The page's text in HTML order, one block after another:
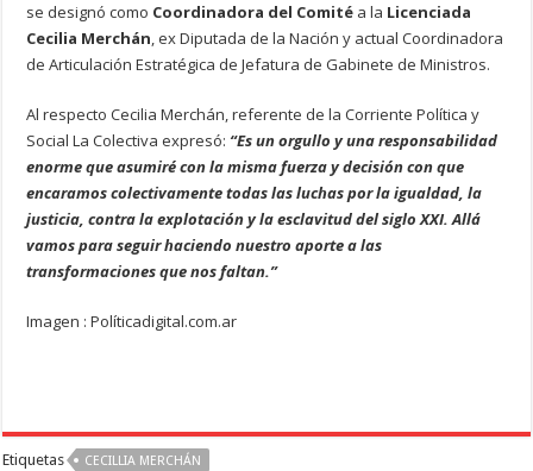
se designó como Coordinadora del Comité a la Licenciada
Cecilia Merchán, ex Diputada de la Nación y actual Coordinadora
de Articulación Estratégica de Jefatura de Gabinete de Ministros.
Al respecto Cecilia Merchán, referente de la Corriente Política y
Social La Colectiva expresó: “Es un orgullo y una responsabilidad
enorme que asumiré con la misma fuerza y decisión con que
encaramos colectivamente todas las luchas por la igualdad, la
justicia, contra la explotación y la esclavitud del siglo XXI. Allá
vamos para seguir haciendo nuestro aporte a las
transformaciones que nos faltan.”
Imagen : Políticadigital.com.ar
Etiquetas
CECILLIA MERCHÁN